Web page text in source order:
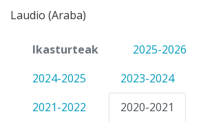
Laudio (Araba)
Ikasturteak
2025-2026
2024-2025
2023-2024
2021-2022
2020-2021